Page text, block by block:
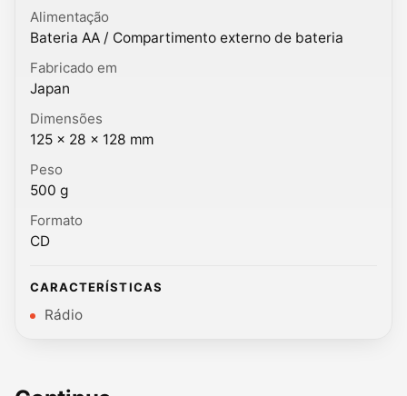
Alimentação
Bateria AA / Compartimento externo de bateria
Fabricado em
Japan
Dimensões
125 × 28 × 128 mm
Peso
500 g
Formato
CD
CARACTERÍSTICAS
Rádio